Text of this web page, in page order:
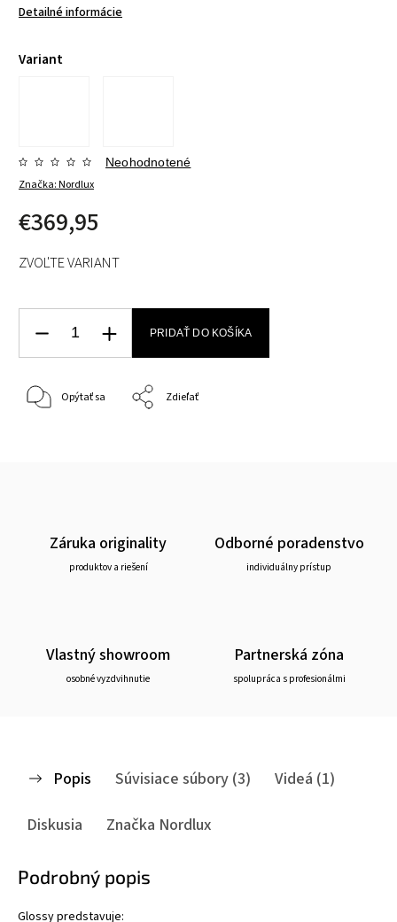
Detailné informácie
Variant
Značka:Nordlux
Neohodnotené
€369,95
ZVOĽTE VARIANT
PRIDAŤ DO KOŠÍKA
Opýtať sa Zdieľať
Záruka originality
produktov a riešení
Odborné poradenstvo
individuálny prístup
Vlastný showroom
osobné vyzdvihnutie
Partnerská zóna
spolupráca s profesionálmi
Popis Súvisiace súbory (3)
Videá (1)
Diskusia
Značka Nordlux
Podrobný popis
Glossy predstavuje: